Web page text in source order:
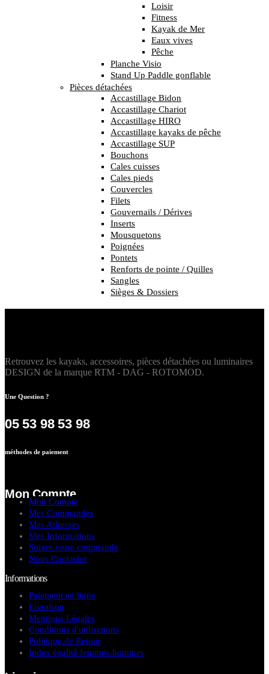
Loisir
Fitness
Kayak de Mer
Eaux vives
Pêche
Planche Visio
Stand Up Paddle gonflable
Pièces détachées
Accastillage Bidon
Accastillage Chariot
Accastillage HIRO
Accastillage kayaks de pêche
Accastillage SUP
Bouchons
Cales cuisses
Cales pieds
Couvercles
Filets
Gouvernails / Dérives
Inserts
Mousquetons
Poignées
Pontets
Renforts de pointe / Quilles
Sangles
Sièges & Dossiers
Retrouvez les kayaks, accessoires, pièces détachées ou luminaires
DESIGN de la marque RTM - DAG - ROTOMOD.
Une Question ?
05 53 98 53 98
méthodes de paiement
Mon Compte
Mon Compte
Mes Commandes
Mes Adresses
Mes Informations
Suivre votre commande
Nous Contacter
Informations
Paiement en ligne
Livraison
Mentions Légales
Conditions d'utilisations
Politique de Retour
Index égalité femmes-hommes